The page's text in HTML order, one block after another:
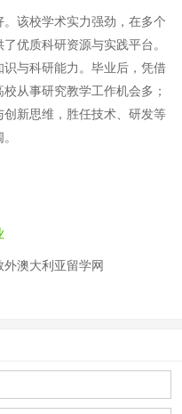
该校学术实力强劲，在多个
优质科研资源与实践平台。
与科研能力。毕业后，凭借
从事研究教学工作机会多；
新思维，胜任技术、研发等
外澳大利亚留学网